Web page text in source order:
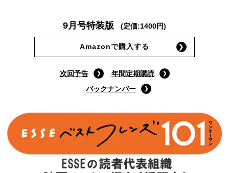
9月号特装版
Amazonで購入する
次回予告
年間定期購読
バックナンバー